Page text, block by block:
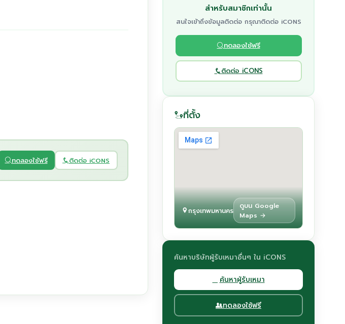
ทดลองใช้ฟรี ติดต่อ iCONS
สำหรับสมาชิกเท่านั้น
สนใจเข้าถึงข้อมูลติดต่อ กรุณาติดต่อ iCONS
ทดลองใช้ฟรี
ติดต่อ iCONS
ที่ตั้ง
กรุงเทพมหานคร
ดูบน Google
Maps →
ค้นหาบริษัทผู้รับเหมาอื่นๆ ใน iCONS
ค้นหาผู้รับเหมา
ทดลองใช้ฟรี